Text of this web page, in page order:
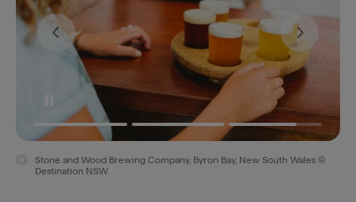
Stone and Wood Brewing Company, Byron Bay, New South Wales ©
Destination NSW